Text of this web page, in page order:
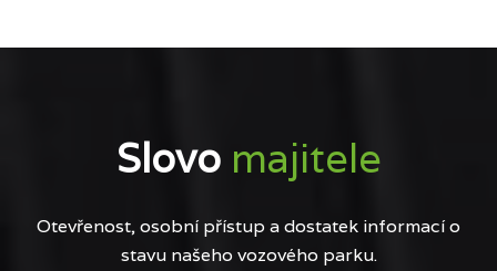
Slovo majitele
Otevřenost, osobní přístup a dostatek informací o
stavu našeho vozového parku.